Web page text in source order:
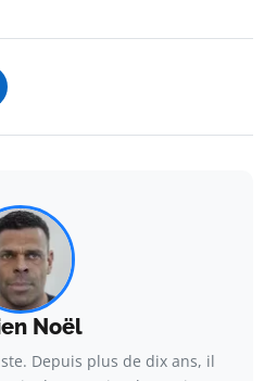
Noël
Depuis plus de dix ans, il